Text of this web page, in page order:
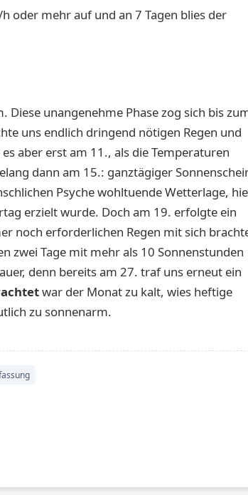
oder mehr auf und an 7 Tagen blies der
unangenehme Phase zog sich bis
uns endlich dringend nötigen Regen und
aber erst am 11., als die Temperaturen
dann am 15.: ganztägiger
Psyche wohltuende Wetterlage,
erzielt wurde. Doch am 19. erfolgte ein
noch erforderlichen Regen mit sich
zwei Tage mit mehr als 10 Sonnenstunden
denn bereits am 27. traf uns erneut ein
war der Monat zu kalt, wies heftige
zu sonnenarm.